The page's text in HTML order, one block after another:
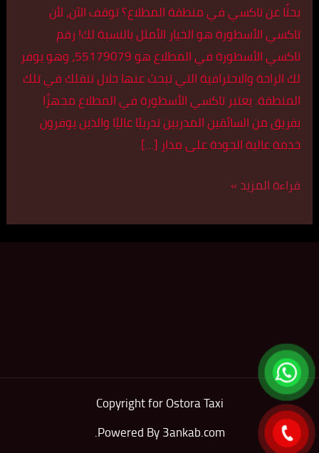
بحثًا عن تاكسي في منطقة المطلاع؟ توقف الآن، لأن
تاكسي الأسطورة هو الخيار الأمثل بالنسبة لك! رقم
تاكسي الأسطورة في المطلاع هو 55179079، وهو يوفر
لك الراحة والاحترافية التي تبحث عنها خلال تنقلك في تلك
المنطقة. يعتبر تاكسي الأسطورة في المطلاع مجهزًا
بفريق من السائقين المدربين تدريبًا عاليًا والذين يوفرون
خدمة عالية الجودة على مدار […]
قراءة المزيد »
Copyright for Ostora Taxi
Powered By3ankab.com
.